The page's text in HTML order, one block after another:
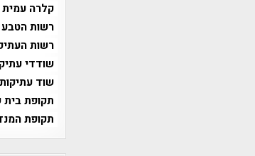
קלרה עמית
רשות הטבע
רשות
שודדי
שוד עתיקות
תקופת בית
תקופת